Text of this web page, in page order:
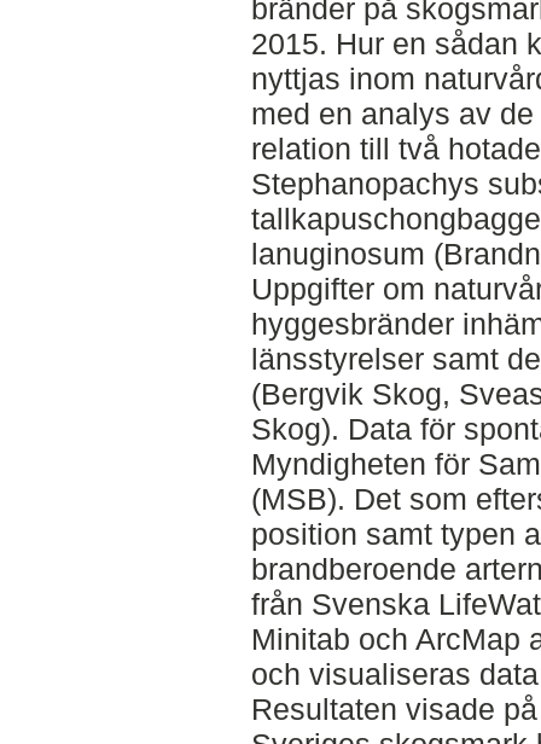
bränder på
2015. Hur en sådan
nyttjas inom
med en analys av
relation till två
Stephanopachys
lanuginosum
Uppgifter om
hyggesbränder
länsstyrelser samt
(Bergvik Skog,
Skog). Data för
Myndigheten för
(MSB). Det som
position samt typen
brandberoende
från Svenska
Minitab och ArcMap
och visualiseras
Resultaten visade